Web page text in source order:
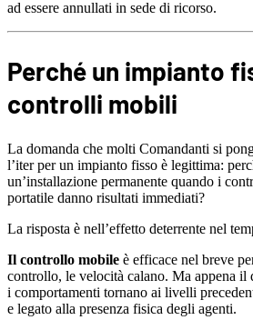
ad essere annullati in sede di ricorso.
Perché un impianto
controlli mobili
La domanda che molti Comandanti si
l’iter per un impianto fisso è legittima:
un’installazione permanente quando i
portatile danno risultati immediati?
La risposta è nell’effetto deterrente nel
Il controllo mobile è efficace nel breve
controllo, le velocità calano. Ma appena il
i comportamenti tornano ai livelli
e legato alla presenza fisica degli agenti.